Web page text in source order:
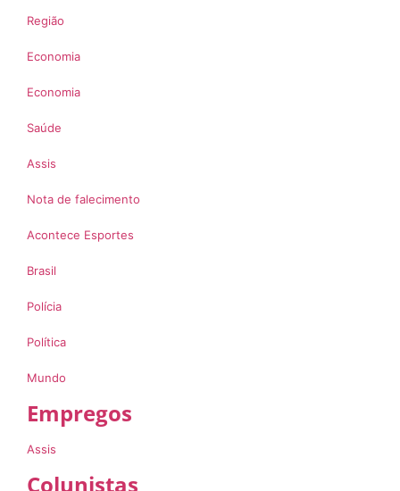
Região
Economia
Economia
Saúde
Assis
Nota de falecimento
Acontece Esportes
Brasil
Polícia
Política
Mundo
Empregos
Assis
Colunistas